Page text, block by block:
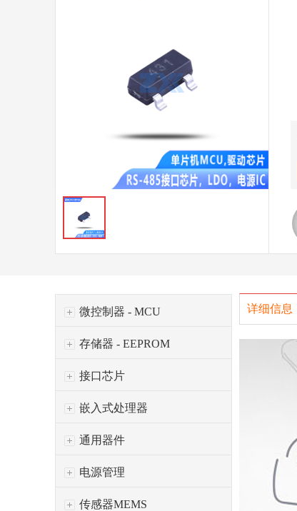
微控制器 - MCU
存储器 - EEPROM
接口芯片
嵌入式处理器
通用器件
电源管理
传感器MEMS
详细信息